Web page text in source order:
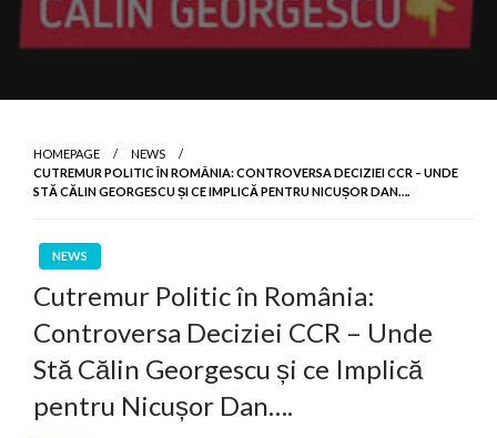
HOMEPAGE
NEWS
CUTREMUR POLITIC ÎN ROMÂNIA: CONTROVERSA DECIZIEI CCR – UNDE
STĂ CĂLIN GEORGESCU ȘI CE IMPLICĂ PENTRU NICUȘOR DAN….
NEWS
Cutremur Politic în România:
Controversa Deciziei CCR – Unde
Stă Călin Georgescu și ce Implică
pentru Nicușor Dan….